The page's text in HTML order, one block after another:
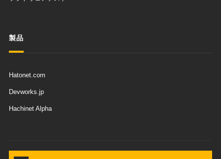
製品
Hatonet.com
Devworks.jp
Hachinet Alpha